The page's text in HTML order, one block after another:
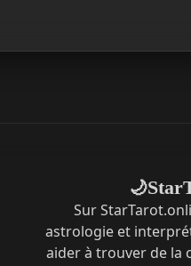
🌙
Sur
astrologie et
aider à trouver de la